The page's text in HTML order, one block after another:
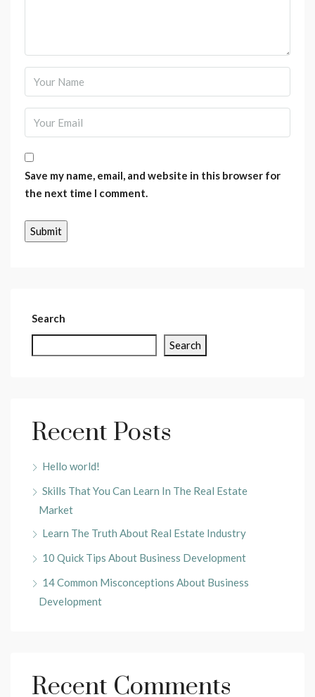
Save my name, email, and website in this browser for
the next time I comment.
Search
Search
Recent Posts
Hello world!
Skills That You Can Learn In The Real Estate
Market
Learn The Truth About Real Estate Industry
10 Quick Tips About Business Development
14 Common Misconceptions About Business
Development
Recent Comments